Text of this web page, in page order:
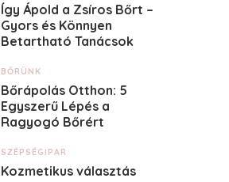
Így Ápold a Zsíros Bőrt –
Gyors és Könnyen
Betartható Tanácsok
BŐRÜNK
Bőrápolás Otthon: 5
Egyszerű Lépés a
Ragyogó Bőrért
SZÉPSÉGIPAR
Kozmetikus választás